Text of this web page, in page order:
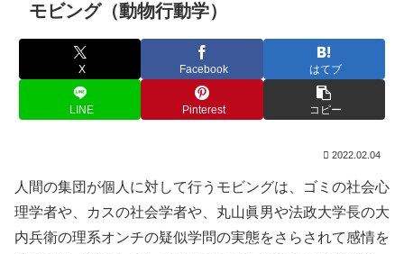
モビング（動物行動学）
X Facebook はてブ
LINE Pinterest コピー
2022.02.04
人間の集団が個人に対して行うモビングは、ゴミの社会心
理学者や、カスの社会学者や、丸山眞男や法政大学長の大
内兵衛の理系オンチの疑似学問の実態をさらされて感情を